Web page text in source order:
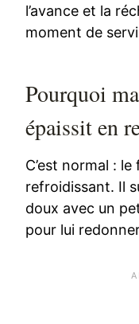
l’avance et la
moment de
Pourquoi
épaissit en
C’est normal :
refroidissant. Il
doux avec un
pour lui